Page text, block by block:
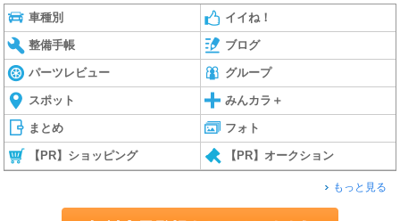
車種別 イイね！
整備手帳 ブログ
パーツレビュー グループ
スポット みんカラ＋
まとめ フォト
【PR】ショッピング 【PR】オークション
もっと見る